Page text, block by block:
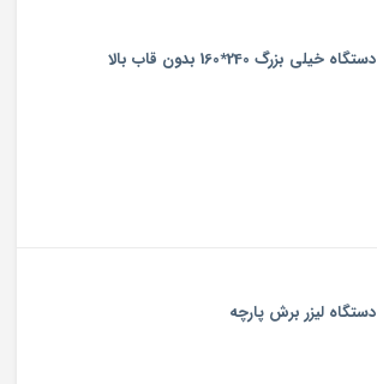
دستگاه خیلی بزرگ 240*160 بدون قاب بالا
دستگاه لیزر برش پارچه